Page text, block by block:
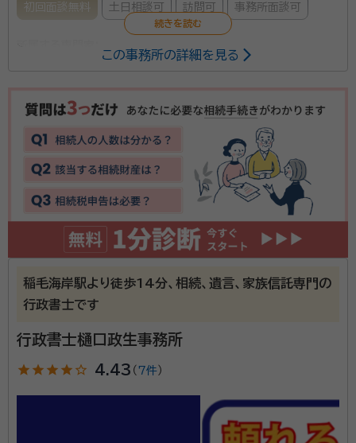
初回面談無料 土日相談可 訪問可 事務所面談可
千葉市、習志野市、船橋市、八千代市、佐倉市、四街道
市、市原市を中心に 対応しております。 戸籍謄本等の
収集から遺産分割協議書の作成、金融機関手続、不動産
所有権移転登記まで サポートいたします。初回相談無
料。事前予約いただければ土日祝日も対応可能です。
資格等：行政書士, 司法書士
千葉県行政書士会、千葉司法書士会
この事務所の詳細を見る
稲毛海岸駅より徒歩14分、相続、遺言、家族信託専門の
行政書士です
行政書士樋口政生事務所
star star star star star_outline 4.43 （ 7件）